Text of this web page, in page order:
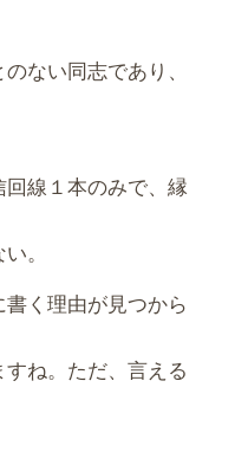
ない同志であり、
線１本のみで、縁
。
く理由が見つから
ね。ただ、言える